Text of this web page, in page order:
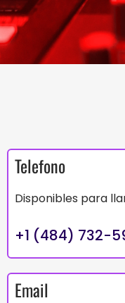
Telefono
Disponibles para
+1 (484) 732-
Email